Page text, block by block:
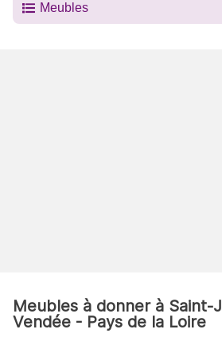
Meubles
Meubles à donner à Saint-
Vendée - Pays de la Loire